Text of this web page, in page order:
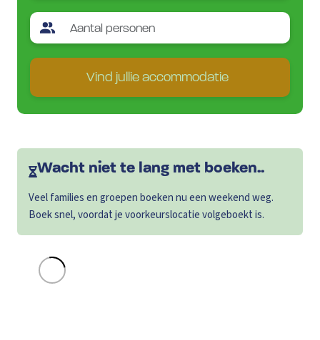
Vind jullie accommodatie
Wacht niet te lang met boeken..
Veel families en groepen boeken nu een weekend weg.
Boek snel, voordat je voorkeurslocatie volgeboekt is.